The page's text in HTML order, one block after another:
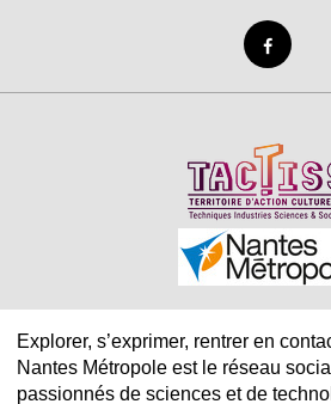
Explorer, s’exprimer, rentrer en
Nantes Métropole est le réseau
passionnés de sciences et de